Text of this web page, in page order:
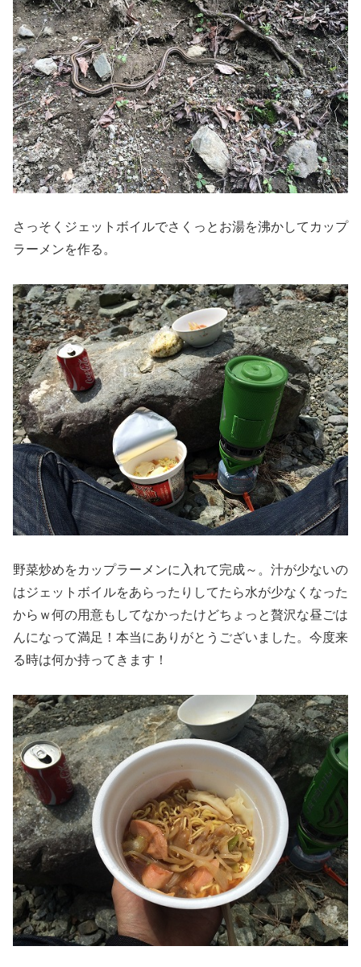
さっそくジェットボイルでさくっとお湯を沸かしてカップ
ラーメンを作る。
野菜炒めをカップラーメンに入れて完成～。汁が少ないの
はジェットボイルをあらったりしてたら水が少なくなった
からｗ何の用意もしてなかったけどちょっと贅沢な昼ごは
んになって満足！本当にありがとうございました。今度来
る時は何か持ってきます！